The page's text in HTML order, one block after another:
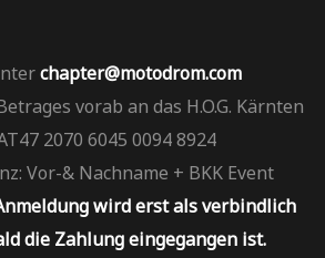
chapter@motodrom.com
vorab an das H.O.G. Kärnten
2070 6045 0094 8924
Vor-& Nachname + BKK Event
wird erst als verbindlich
die Zahlung eingegangen ist.